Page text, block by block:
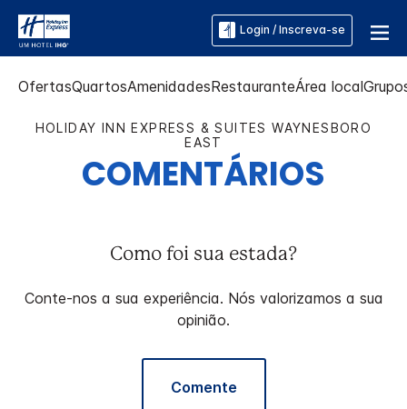
Login / Inscreva-se
OfertasQuartosAmenidadesRestauranteÁrea local
HOLIDAY INN EXPRESS & SUITES WAYNESBORO
EAST
COMENTÁRIOS
Como foi sua estada?
Conte-nos a sua experiência. Nós valorizamos a sua
opinião.
Comente